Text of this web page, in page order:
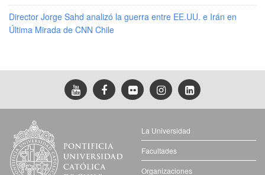
Director Jorge Sahd analizó la guerra entre EE.UU. e Irán en
Última Mirada de CNN Chile
La Universidad
Facultades
Organizaciones